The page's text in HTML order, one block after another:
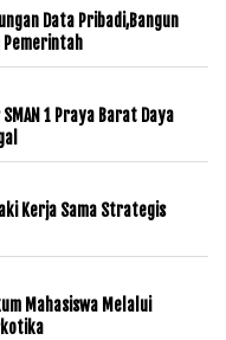
Data Pribadi,Bangun
Pemerintah
1 Praya Barat Daya
Kerja Sama Strategis
Mahasiswa Melalui